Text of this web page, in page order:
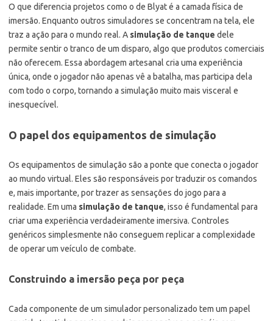
O que diferencia projetos como o de Blyat é a camada física de
imersão. Enquanto outros simuladores se concentram na tela, ele
traz a ação para o mundo real. A simulação de tanque dele
permite sentir o tranco de um disparo, algo que produtos comerciais
não oferecem. Essa abordagem artesanal cria uma experiência
única, onde o jogador não apenas vê a batalha, mas participa dela
com todo o corpo, tornando a simulação muito mais visceral e
inesquecível.
O papel dos equipamentos de simulação
Os equipamentos de simulação são a ponte que conecta o jogador
ao mundo virtual. Eles são responsáveis por traduzir os comandos
e, mais importante, por trazer as sensações do jogo para a
realidade. Em uma simulação de tanque, isso é fundamental para
criar uma experiência verdadeiramente imersiva. Controles
genéricos simplesmente não conseguem replicar a complexidade
de operar um veículo de combate.
Construindo a imersão peça por peça
Cada componente de um simulador personalizado tem um papel